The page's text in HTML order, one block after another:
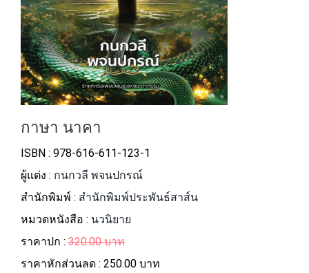
กาษา นาคา
ISBN : 978-616-611-123-1
ผู้แต่ง : กนกวลี พจนปกรณ์
สำนักพิมพ์ : สำนักพิมพ์ประพันธ์สาส์น
หมวดหนังสือ : นวนิยาย
ราคาปก : 320.00 บาท
ราคาหักส่วนลด : 250.00 บาท